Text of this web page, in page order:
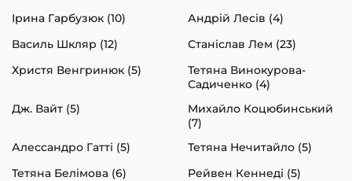
Ірина Гарбузюк (10)
Андрій Лесів (4)
Василь Шкляр (12)
Станіслав Лем (23)
Христя Венгринюк (5)
Тетяна Винокурова-
Садиченко (4)
Дж. Вайт (5)
Михайло Коцюбинський
(7)
Алессандро Гатті (5)
Тетяна Нечитайло (5)
Тетяна Белімова (6)
Рейвен Кеннеді (5)